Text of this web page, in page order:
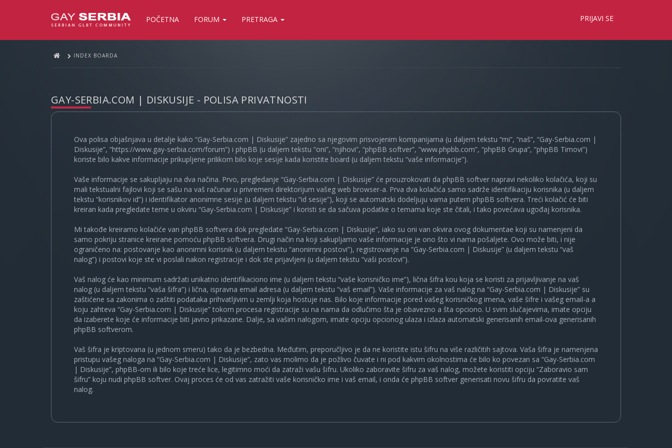
POČETNA FORUM PRETRAGA PRIJAVI SE
INDEX BOARDA
GAY-SERBIA.COM | DISKUSIJE - POLISA PRIVATNOSTI
Ova polisa objašnjava u detalje kako “Gay-Serbia.com | Diskusije” zajedno sa njegovim prisvojenim kompanijama (u daljem tekstu “mi”, “naš”, “Gay-Serbia.com |
Diskusije”, “https://www.gay-serbia.com/forum”) i phpBB (u daljem tekstu “oni”, “njihovi”, “phpBB softver”, “www.phpbb.com”, “phpBB Grupa”, “phpBB Timovi”)
koriste bilo kakve informacije prikupljene prilikom bilo koje sesije kada koristite board (u daljem tekstu “vaše informacije”).
Vaše informacije se sakupljaju na dva načina. Prvo, pregledanje “Gay-Serbia.com | Diskusije” će prouzrokovati da phpBB softver napravi nekoliko kolačića, koji su
mali tekstualni fajlovi koji se sašu na vaš računar u privremeni direktorijum vašeg web browser-a. Prva dva kolačića samo sadrže identifikaciju korisnika (u daljem
tekstu “korisnikov id”) i identifikator anonimne sesije (u daljem tekstu “id sesije”), koji se automatski dodeljuju vama putem phpBB softvera. Treći kolačić će biti
kreiran kada pregledate teme u okviru “Gay-Serbia.com | Diskusije” i koristi se da sačuva podatke o temama koje ste čitali, i tako povećava ugođaj korisnika.
Mi takođe kreiramo kolačiće van phpBB softvera dok pregledate “Gay-Serbia.com | Diskusije”, iako su oni van okvira ovog dokumentae koji su namenjeni da
samo pokriju stranice kreirane pomoću phpBB softvera. Drugi način na koji sakupljamo vaše informacije je ono što vi nama pošaljete. Ovo može biti, i nije
ograničeno na: postovanje kao anonimni korisnik (u daljem tekstu “anonimni postovi”), registrovanje na “Gay-Serbia.com | Diskusije” (u daljem tekstu “vaš
nalog”) i postovi koje ste vi poslali nakon registracije i dok ste prijavljeni (u daljem tekstu “vaši postovi”).
Vaš nalog će kao minimum sadržati unikatno identifikaciono ime (u daljem tekstu “vaše korisničko ime”), lična šifra kou koja se koristi za prijavljivanje na vaš
nalog (u daljem tekstu “vaša šifra”) i lična, ispravna email adresa (u daljem tekstu “vaš email”). Vaše informacije za vaš nalog na “Gay-Serbia.com | Diskusije” su
zaštićene sa zakonima o zaštiti podataka prihvatljivim u zemlji koja hostuje nas. Bilo koje informacije pored vašeg korisničkog imena, vaše šifre i vašeg email-a a
koju zahteva “Gay-Serbia.com | Diskusije” tokom procesa registracije su na nama da odlučimo šta je obavezno a šta opciono. U svim slučajevima, imate opciju
da izaberete koje će informacije biti javno prikazane. Dalje, sa vašim nalogom, imate opciju opcionog ulaza i izlaza automatski generisanih email-ova generisanih
phpBB softverom.
Vaš šifra je kriptovana (u jednom smeru) tako da je bezbedna. Međutim, preporučljivo je da ne koristite istu šifru na više različitih sajtova. Vaša šifra je namenjena
pristupu vašeg naloga na “Gay-Serbia.com | Diskusije”, zato vas molimo da je požlivo čuvate i ni pod kakvim okolnostima će bilo ko povezan sa “Gay-Serbia.com
| Diskusije”, phpBB-om ili bilo koje treće lice, legitimno moći da zatraži vašu šifru. Ukoliko zaboravite šifru za vaš nalog, možete koristiti opciju “Zaboravio sam
šifru” koju nudi phpBB softver. Ovaj proces će od vas zatražiti vaše korisničko ime i vaš email, i onda će phpBB softver generisati novu šifru da povratite vaš
nalog.